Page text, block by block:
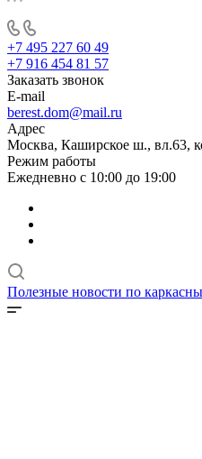
+7 495 227 60 49
+7 916 454 81 57
Заказать звонок
E-mail
berest.dom@mail.ru
Адрес
Москва, Каширское ш., вл.63,
Режим работы
Ежедневно с 10:00 до 19:00
Полезные новости по